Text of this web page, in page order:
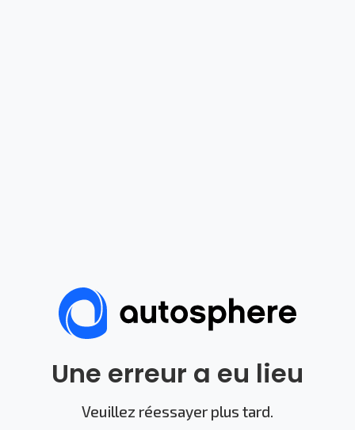
Une erreur a eu lieu
Veuillez réessayer plus tard.